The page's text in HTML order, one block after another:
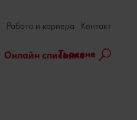
Онлайн списание
Работа и кариера Контакт
Търсене